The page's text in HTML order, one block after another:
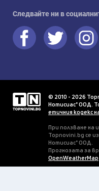
Следвайте ни в
© 2010 - 2026
Нотисиас" ООД.
етичния кодекс
При ползване на
Topnovini.bg се
Нотисиас" ООД.
Прогнозата за
OpenWeatherMap